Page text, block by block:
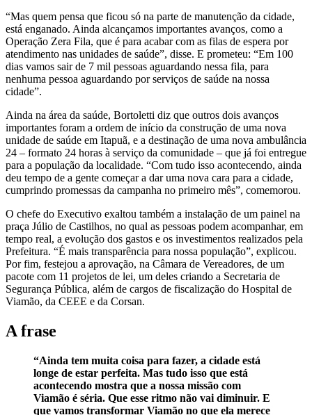
“Mas quem pensa que ficou só na parte de manutenção da cidade,
está enganado. Ainda alcançamos importantes avanços, como a
Operação Zera Fila, que é para acabar com as filas de espera por
atendimento nas unidades de saúde”, disse. E prometeu: “Em 100
dias vamos sair de 7 mil pessoas aguardando nessa fila, para
nenhuma pessoa aguardando por serviços de saúde na nossa
cidade”.
Ainda na área da saúde, Bortoletti diz que outros dois avanços
importantes foram a ordem de início da construção de uma nova
unidade de saúde em Itapuã, e a destinação de uma nova ambulância
24 – formato 24 horas à serviço da comunidade – que já foi entregue
para a população da localidade. “Com tudo isso acontecendo, ainda
deu tempo de a gente começar a dar uma nova cara para a cidade,
cumprindo promessas da campanha no primeiro mês”, comemorou.
O chefe do Executivo exaltou também a instalação de um painel na
praça Júlio de Castilhos, no qual as pessoas podem acompanhar, em
tempo real, a evolução dos gastos e os investimentos realizados pela
Prefeitura. “É mais transparência para nossa população”, explicou.
Por fim, festejou a aprovação, na Câmara de Vereadores, de um
pacote com 11 projetos de lei, um deles criando a Secretaria de
Segurança Pública, além de cargos de fiscalização do Hospital de
Viamão, da CEEE e da Corsan.
A frase
“Ainda tem muita coisa para fazer, a cidade está
longe de estar perfeita. Mas tudo isso que está
acontecendo mostra que a nossa missão com
Viamão é séria. Que esse ritmo não vai diminuir. E
que vamos transformar Viamão no que ela merece